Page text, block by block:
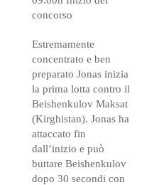
concorso
Estremamente
concentrato e ben
preparato Jonas inizia
la prima lotta contro il
Beishenkulov Maksat
(Kirghistan). Jonas ha
attaccato fin
dall’inizio e può
buttare Beishenkulov
dopo 30 secondi con